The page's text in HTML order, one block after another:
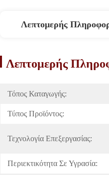
Λεπτομερής
Λεπτομερής
Τόπος Καταγωγής:
Τύπος Προϊόντος:
Τεχνολογία Επεξεργασίας:
Περιεκτικότητα Σε Υγρασία: